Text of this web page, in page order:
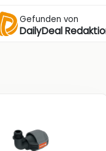
Gefunden von
DailyDeal